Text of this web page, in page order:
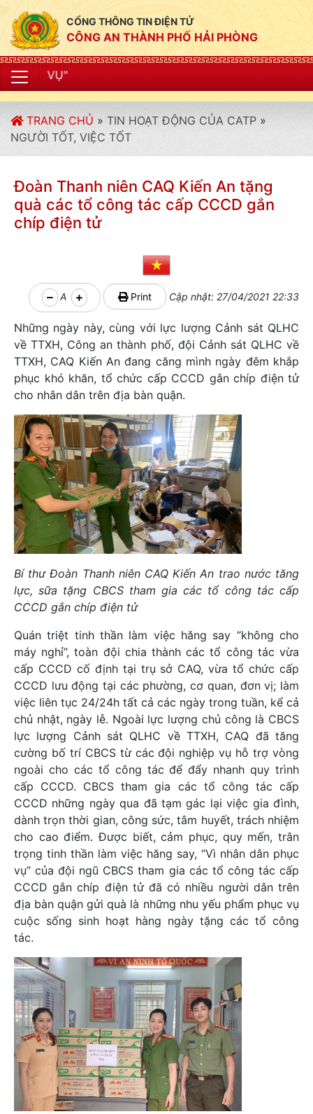
CỔNG THÔNG TIN ĐIỆN TỬ
CÔNG AN THÀNH PHỐ HẢI PHÒNG
TRANG CHỦ » TIN HOẠT ĐỘNG CỦA CATP »
NGƯỜI TỐT, VIỆC TỐT
Đoàn Thanh niên CAQ Kiến An tặng
quà các tổ công tác cấp CCCD gắn
chíp điện tử
A Print Cập nhật: 27/04/2021 22:33
Những ngày này, cùng với lực lượng Cảnh sát QLHC
về TTXH, Công an thành phố, đội Cảnh sát QLHC về
TTXH, CAQ Kiến An đang căng mình ngày đêm khắp
phục khó khăn, tổ chức cấp CCCD gắn chíp điện tử
cho nhân dân trên địa bàn quận.
Bí thư Đoàn Thanh niên CAQ Kiến An trao nước tăng
lực, sữa tặng CBCS tham gia các tổ công tác cấp
CCCD gắn chíp điện tử
Quán triệt tinh thần làm việc hăng say “không cho
máy nghỉ”, toàn đội chia thành các tổ công tác vừa
cấp CCCD cố định tại trụ sở CAQ, vừa tổ chức cấp
CCCD lưu động tại các phường, cơ quan, đơn vị; làm
việc liên tục 24/24h tất cả các ngày trong tuần, kể cả
chủ nhật, ngày lễ. Ngoài lực lượng chủ công là CBCS
lực lượng Cảnh sát QLHC về TTXH, CAQ đã tăng
cường bố trí CBCS từ các đội nghiệp vụ hỗ trợ vòng
ngoài cho các tổ công tác để đẩy nhanh quy trình
cấp CCCD. CBCS tham gia các tổ công tác cấp
CCCD những ngày qua đã tạm gác lại việc gia đình,
dành trọn thời gian, công sức, tâm huyết, trách nhiệm
cho cao điểm. Được biết, cảm phục, quy mến, trân
trọng tinh thần làm việc hăng say, “Vì nhân dân phục
vụ” của đội ngũ CBCS tham gia các tổ công tác cấp
CCCD gắn chíp điện tử đã có nhiều người dân trên
địa bàn quận gửi quà là những nhu yếu phẩm phục vụ
cuộc sống sinh hoạt hàng ngày tặng các tổ công
tác.